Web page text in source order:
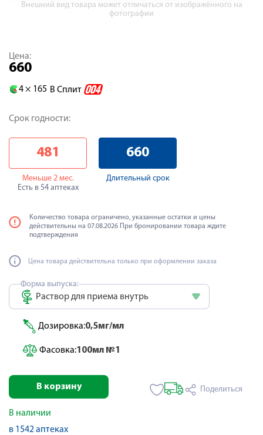
Внешний вид товара может отличаться от изображённого на
фотографии
Цена:
660
4 × 165 В Сплит
Срок годности:
481
Меньше 2 мес.
Есть в 54 аптеках
660
Длительный срок
Количество товара ограничено, указанные остатки и цены
действительны на 07.08.2026 При бронировании товара ждите
подтверждения
Цена товара действительна только при оформлении заказа
Форма выпуска:
Раствор для приема внутрь
Дозировка:0,5мг/мл
Фасовка:100мл №1
В корзину Поделиться
В наличии
в 1542 аптеках